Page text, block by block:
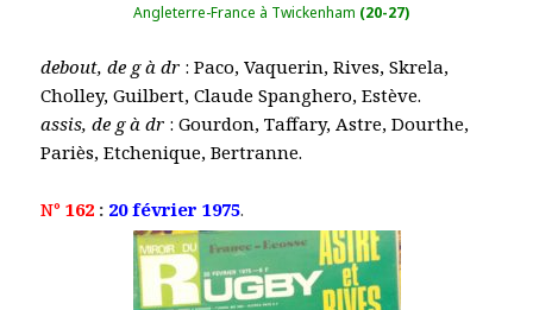
Angleterre-France à Twickenham (20-27)
debout, de g à dr : Paco, Vaquerin, Rives, Skrela,
Cholley, Guilbert, Claude Spanghero, Estève.
assis, de g à dr : Gourdon, Taffary, Astre, Dourthe,
Pariès, Etchenique, Bertranne.
N° 162 : 20 février 1975.